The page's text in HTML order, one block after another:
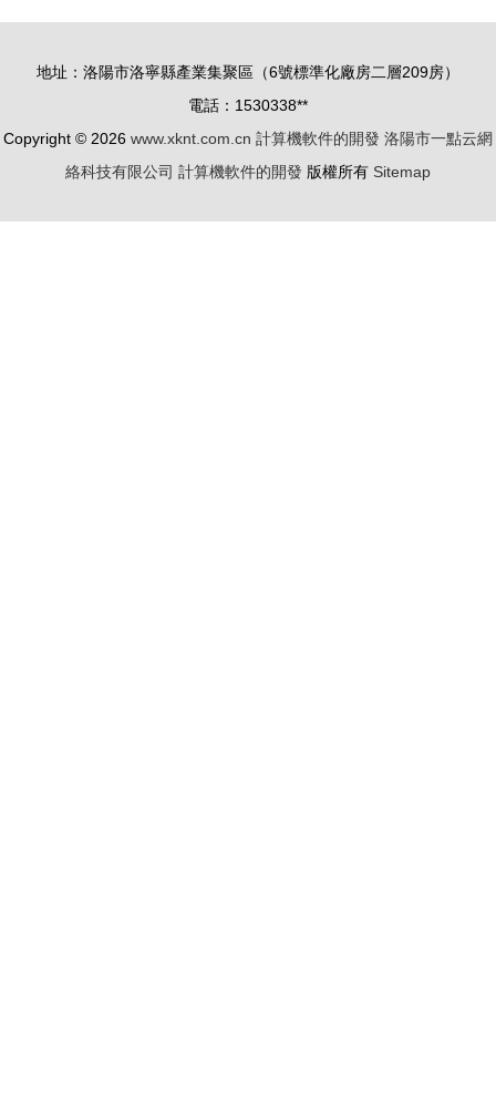
享
地址：洛陽市洛寧縣產業集聚區（6號標準化廠房二層209房）
電話：1530338**
Copyright © 2026 www.xknt.com.cn 計算機軟件的開發 洛陽市一點云網
絡科技有限公司 計算機軟件的開發 版權所有 Sitemap